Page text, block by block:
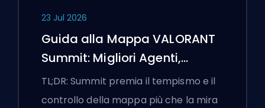
23 Jul 2026
Guida alla Mappa VALORANT
Summit: Migliori Agenti,
Chiamate e Fumogeni
TL;DR: Summit premia il tempismo e il
controllo della mappa più che la mira